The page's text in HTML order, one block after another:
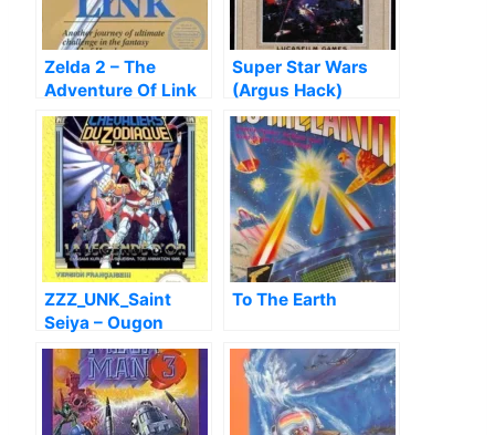
Zelda 2 – The
Adventure Of Link
[T-Italian1.0]
Super Star Wars
(Argus Hack)
ZZZ_UNK_Saint
Seiya – Ougon
Densetsu (FFE
Hack) (262160)
To The Earth